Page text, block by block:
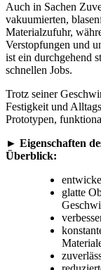
Auch in Sachen
vakuumierten,
Materialzufuhr,
Verstopfungen und
ist ein durchgehend
schnellen Jobs.
Trotz seiner
Festigkeit und
Prototypen,
► Eigenschaften
Überblick:
glatte